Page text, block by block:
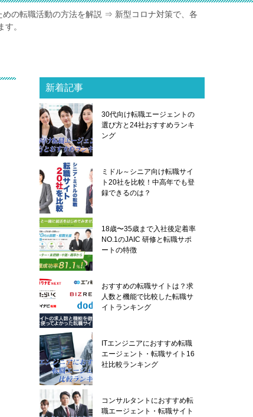
の転職活動の方法を解説 ⇒ 新型コロナ対策で、各
。
新着記事
30代向け転職エージェントの
選び方と24社おすすめランキ
ング
ミドル～シニア向け転職サイ
ト20社を比較！中高年でも登
録できるのは？
18歳〜35歳まで入社後定着率
NO.1のJAIC 研修と転職サポ
ートの特徴
おすすめの転職サイトは？求
人数と機能で比較した転職サ
イトランキング
ITエンジニアにおすすめ転職
エージェント・転職サイト16
社比較ランキング
コンサルタントにおすすめ転
職エージェント・転職サイト